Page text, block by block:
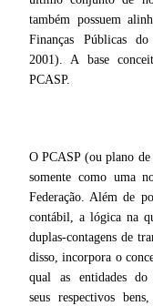
também possuem
Finanças Públicas
2001). A base
PCASP.
O PCASP (ou plano
somente como uma
Federação. Além de
contábil, a lógica na
duplas-contagens de
disso, incorpora o
qual as entidades
seus respectivos